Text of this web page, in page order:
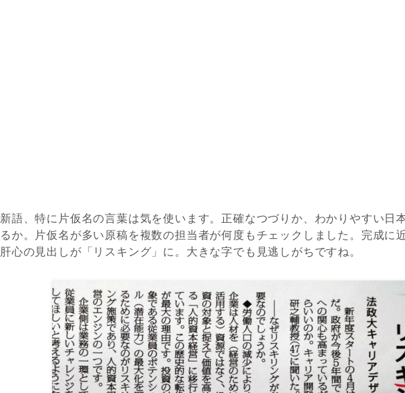
新語、特に片仮名の言葉は気を使います。正確なつづりか、わかりやすい日
るか。片仮名が多い原稿を複数の担当者が何度もチェックしました。完成に
肝心の見出しが「リスキング」に。大きな字でも見逃しがちですね。